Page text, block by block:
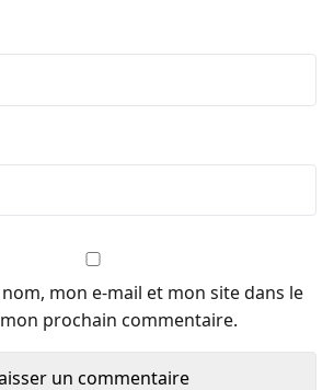
mon e-mail et mon site dans le
prochain commentaire.